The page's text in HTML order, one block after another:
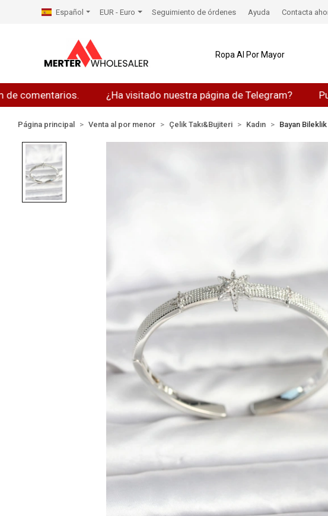
¿Ha visitado nuestra página de Telegram? Puede
Español EUR - Euro Seguimiento de órdenes Ayuda Contacta
Ropa Al Por Mayor
Página principal Venta al por menor Çelik Takı&Bujiteri Kadın Bayan Bileklik